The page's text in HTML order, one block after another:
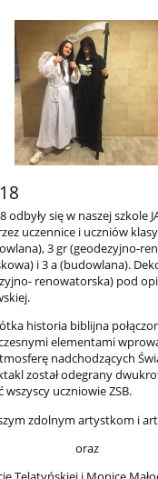
odbyły się w naszej szkole
uczennice i uczniów
3 gr (geodezyjno-
i 3 a (budowlana).
renowatorska) pod
historia biblijna
elementami
nadchodzących
został odegrany
uczniowie ZSB.
zdolnym artystkom i
oraz